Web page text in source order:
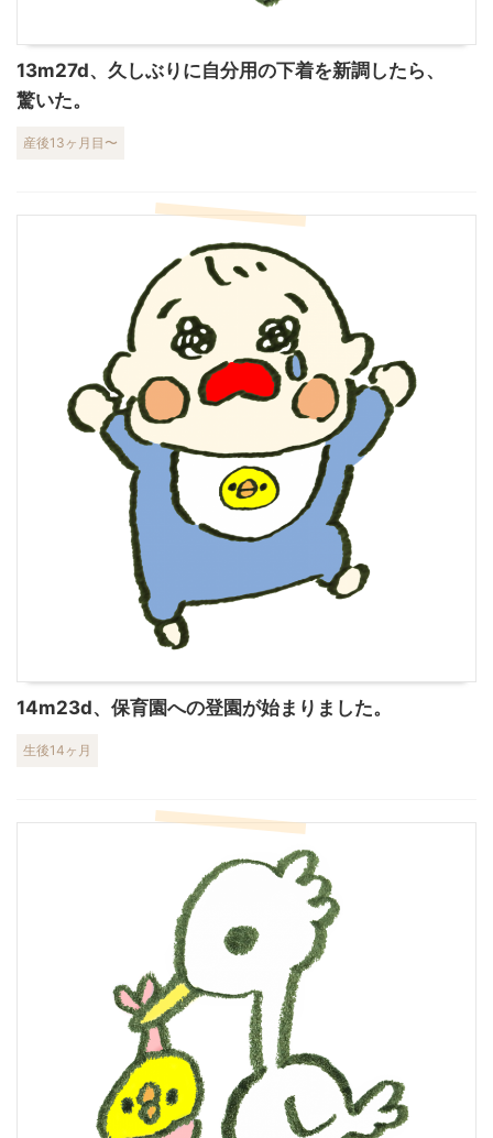
13m27d、久しぶりに自分用の下着を新調したら、
驚いた。
産後13ヶ月目〜
14m23d、保育園への登園が始まりました。
生後14ヶ月